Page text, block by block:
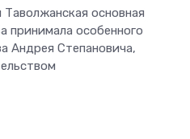
основная
принимала особенного
Андрея Степановича,